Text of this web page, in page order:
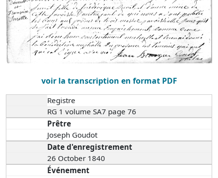
voir la transcription en format PDF
Registre
RG 1 volume SA7 page 76
Prêtre
Joseph Goudot
Date d'enregistrement
26 October 1840
Événement